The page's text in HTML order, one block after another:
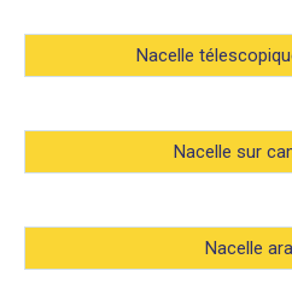
Nacelle
Nacelle sur
Nacelle